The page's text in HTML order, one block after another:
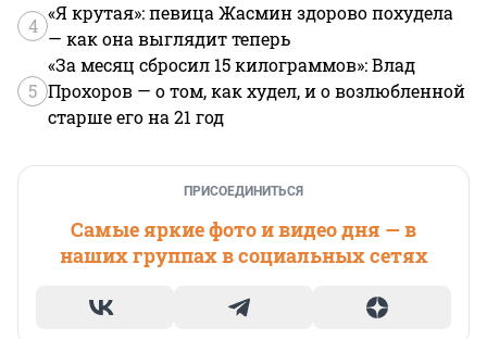
4
«Я крутая»: певица Жасмин здорово похудела
— как она выглядит теперь
5
«За месяц сбросил 15 килограммов»: Влад
Прохоров — о том, как худел, и о возлюбленной
старше его на 21 год
ПРИСОЕДИНИТЬСЯ
Самые яркие фото и видео дня — в
наших группах в социальных сетях